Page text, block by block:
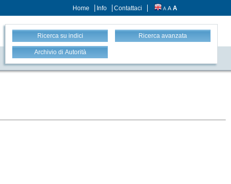
Home Info Contattaci A A A
Ricerca su indici Ricerca avanzata
Archivio di Autorità